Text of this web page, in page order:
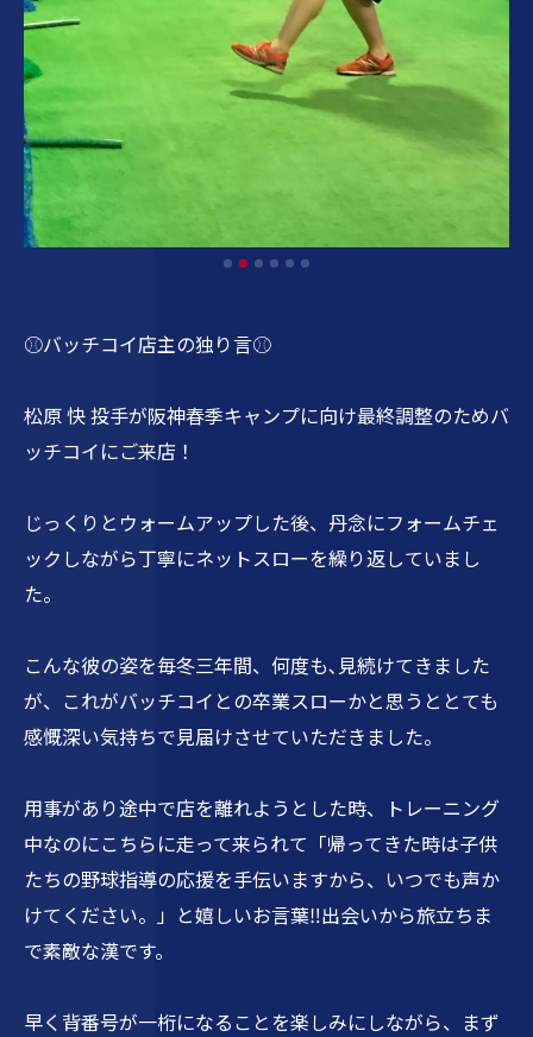
⚾バッチコイ店主の独り言⚾
松原 快 投手が阪神春季キャンプに向け最終調整のためバ
ッチコイにご来店！
じっくりとウォームアップした後、丹念にフォームチェ
ックしながら丁寧にネットスローを繰り返していまし
た。
こんな彼の姿を毎冬三年間、何度も､見続けてきました
が、これがバッチコイとの卒業スローかと思うととても
感慨深い気持ちで見届けさせていただきました。
用事があり途中で店を離れようとした時、トレーニング
中なのにこちらに走って来られて「帰ってきた時は子供
たちの野球指導の応援を手伝いますから、いつでも声か
けてください。」と嬉しいお言葉‼️出会いから旅立ちま
で素敵な漢です。
早く背番号が一桁になることを楽しみにしながら、まず